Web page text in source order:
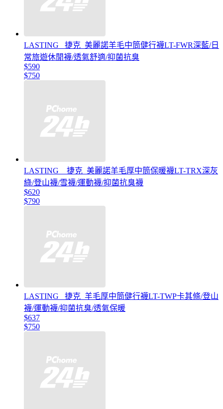
LASTING _捷克_美麗諾羊毛中筒健行襪LT-FWR深藍/日
常旅遊休閒襪/透氣舒適/抑菌抗臭
$590
$750
LASTING _ 捷克_美麗諾羊毛厚中筒保暖襪LT-TRX深灰
綠/登山襪/雪襪/運動襪/抑菌抗臭襪
$620
$790
LASTING _捷克_羊毛厚中筒健行襪LT-TWP卡其條/登山
襪/運動襪/抑菌抗臭/透氣保暖
$637
$750